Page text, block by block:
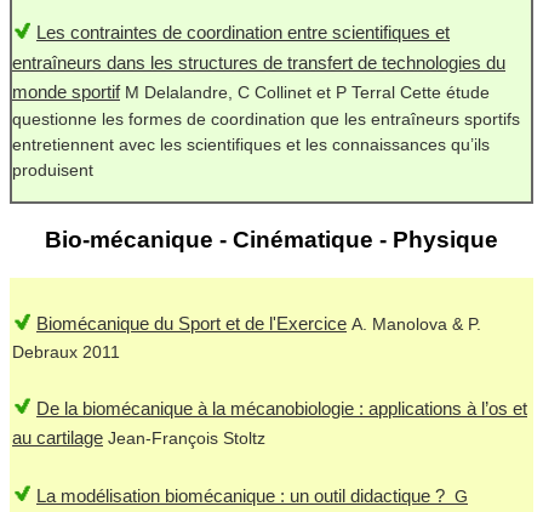
Les contraintes de coordination entre scientifiques et
entraîneurs dans les structures de transfert de technologies du
monde sportif M Delalandre, C Collinet et P Terral Cette étude
questionne les formes de coordination que les entraîneurs sportifs
entretiennent avec les scientifiques et les connaissances qu’ils
produisent
Bio-mécanique - Cinématique - Physique
Biomécanique du Sport et de l'Exercice A. Manolova & P.
Debraux 2011
De la biomécanique à la mécanobiologie : applications à l’os et
au cartilage Jean-François Stoltz
La modélisation biomécanique : un outil didactique ? G